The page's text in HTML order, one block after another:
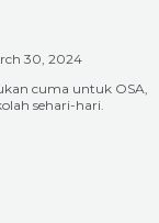
30, 2024
cuma untuk OSA,
sehari-hari.